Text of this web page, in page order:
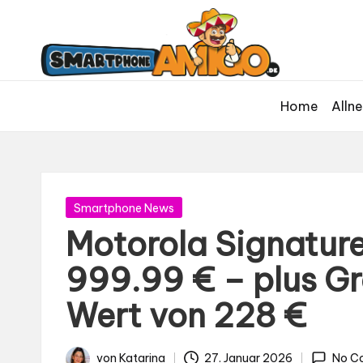
m
a
Begleiter
in
Home
Gepostet
Smartphone News
Motorola
999.99 € – plus
Wert von 228 €
von Katarina 27. Januar 2026 No